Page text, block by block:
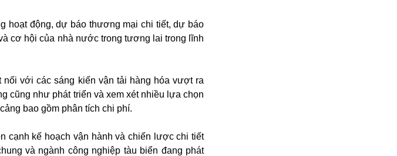
hoạt động, dự báo thương mại chi tiết, dự báo
cơ hội của nhà nước trong tương lai trong lĩnh
nối với các sáng kiến ​​vận tải hàng hóa vượt ra
cũng như phát triển và xem xét nhiều lựa chọn
bao gồm phân tích chi phí.
cạnh kế hoạch vận hành và chiến lược chi tiết
và ngành công nghiệp tàu biển đang phát